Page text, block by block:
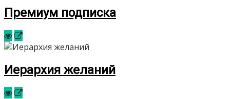
Премиум подписка
Иерархия желаний